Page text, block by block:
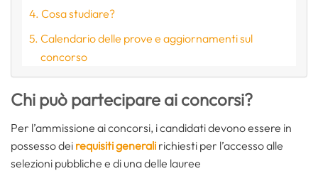
Cosa studiare?
Calendario delle prove e aggiornamenti sul
concorso
Chi può partecipare ai concorsi?
Per l’ammissione ai concorsi, i candidati devono essere in
possesso dei requisiti generali richiesti per l’accesso alle
selezioni pubbliche e di una delle lauree